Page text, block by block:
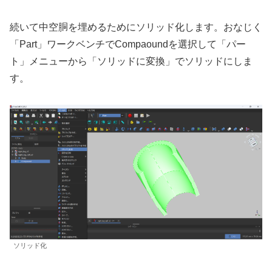
続いて中空胴を埋めるためにソリッド化します。おなじく
「Part」ワークベンチでCompaoundを選択して「パー
ト」メニューから「ソリッドに変換」でソリッドにしま
す。
ソリッド化